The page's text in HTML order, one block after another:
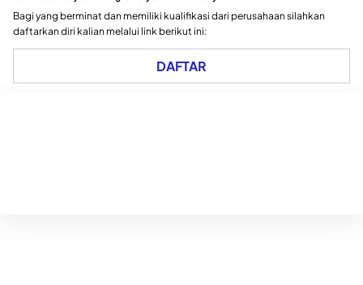
Bagi yang berminat dan memiliki kualifikasi dari perusahaan silahkan
daftarkan diri kalian melalui link berikut ini:
DAFTAR